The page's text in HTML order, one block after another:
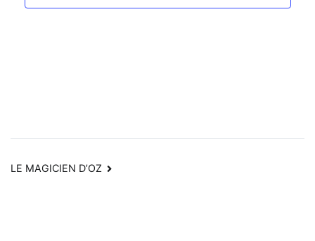
Navigation
LE MAGICIEN D’OZ